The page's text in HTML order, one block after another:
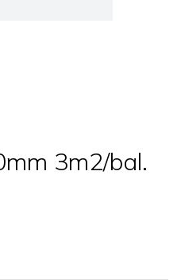
3m2/bal.